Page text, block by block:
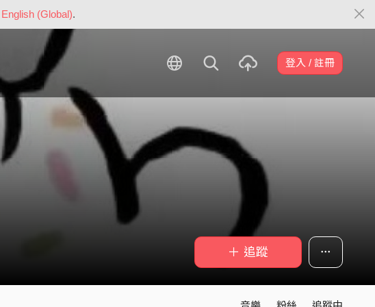
English (Global).
登入 / 註冊
＋ 追蹤